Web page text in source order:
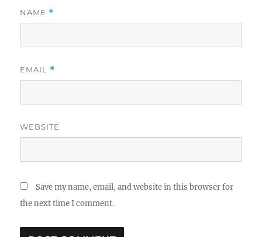
NAME *
EMAIL *
WEBSITE
Save my name, email, and website in this browser for
the next time I comment.